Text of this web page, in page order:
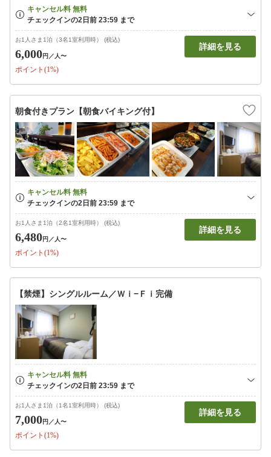
お1人さま1泊（3名1室利用時） (税込)
6,000円 ／人〜
ポイント(1%)
詳細を見る
朝食付きプラン【朝食バイキング付】
お1人さま1泊（2名1室利用時） (税込)
6,480円 ／人〜
ポイント(1%)
詳細を見る
【禁煙】シングルルーム／Ｗｉ−Ｆｉ完備
お1人さま1泊（1名1室利用時） (税込)
7,000円 ／人〜
ポイント(1%)
詳細を見る